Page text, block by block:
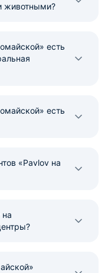
животными?
есть
есть
«Pavlov на